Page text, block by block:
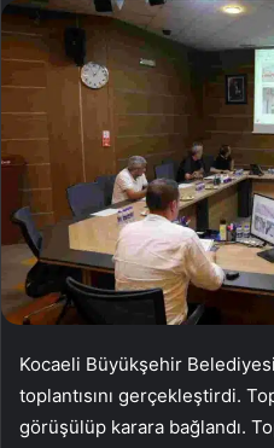
Kocaeli Büyükşehir
toplantısını gerçekleştirdi.
görüşülüp karara bağlandı.